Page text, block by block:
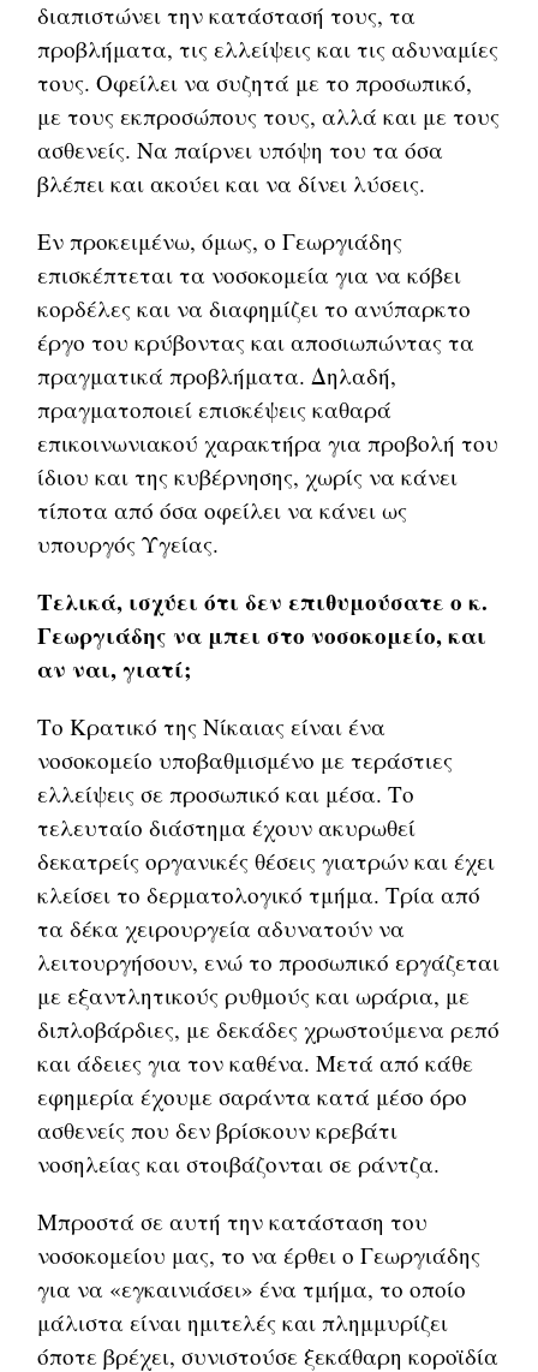
διαπιστώνει την κατάστασή τους, τα
προβλήματα, τις ελλείψεις και τις αδυναμίες
τους. Οφείλει να συζητά με το προσωπικό,
με τους εκπροσώπους τους, αλλά και με τους
ασθενείς. Να παίρνει υπόψη του τα όσα
βλέπει και ακούει και να δίνει λύσεις.
Εν προκειμένω, όμως, ο Γεωργιάδης
επισκέπτεται τα νοσοκομεία για να κόβει
κορδέλες και να διαφημίζει το ανύπαρκτο
έργο του κρύβοντας και αποσιωπώντας τα
πραγματικά προβλήματα. Δηλαδή,
πραγματοποιεί επισκέψεις καθαρά
επικοινωνιακού χαρακτήρα για προβολή του
ίδιου και της κυβέρνησης, χωρίς να κάνει
τίποτα από όσα οφείλει να κάνει ως
υπουργός Υγείας.
Τελικά, ισχύει ότι δεν επιθυμούσατε ο κ.
Γεωργιάδης να μπει στο νοσοκομείο, και
αν ναι, γιατί;
Το Κρατικό της Νίκαιας είναι ένα
νοσοκομείο υποβαθμισμένο με τεράστιες
ελλείψεις σε προσωπικό και μέσα. Το
τελευταίο διάστημα έχουν ακυρωθεί
δεκατρείς οργανικές θέσεις γιατρών και έχει
κλείσει το δερματολογικό τμήμα. Τρία από
τα δέκα χειρουργεία αδυνατούν να
λειτουργήσουν, ενώ το προσωπικό εργάζεται
με εξαντλητικούς ρυθμούς και ωράρια, με
διπλοβάρδιες, με δεκάδες χρωστούμενα ρεπό
και άδειες για τον καθένα. Μετά από κάθε
εφημερία έχουμε σαράντα κατά μέσο όρο
ασθενείς που δεν βρίσκουν κρεβάτι
νοσηλείας και στοιβάζονται σε ράντζα.
Μπροστά σε αυτή την κατάσταση του
νοσοκομείου μας, το να έρθει ο Γεωργιάδης
για να «εγκαινιάσει» ένα τμήμα, το οποίο
μάλιστα είναι ημιτελές και πλημμυρίζει
όποτε βρέχει, συνιστούσε ξεκάθαρη κοροϊδία